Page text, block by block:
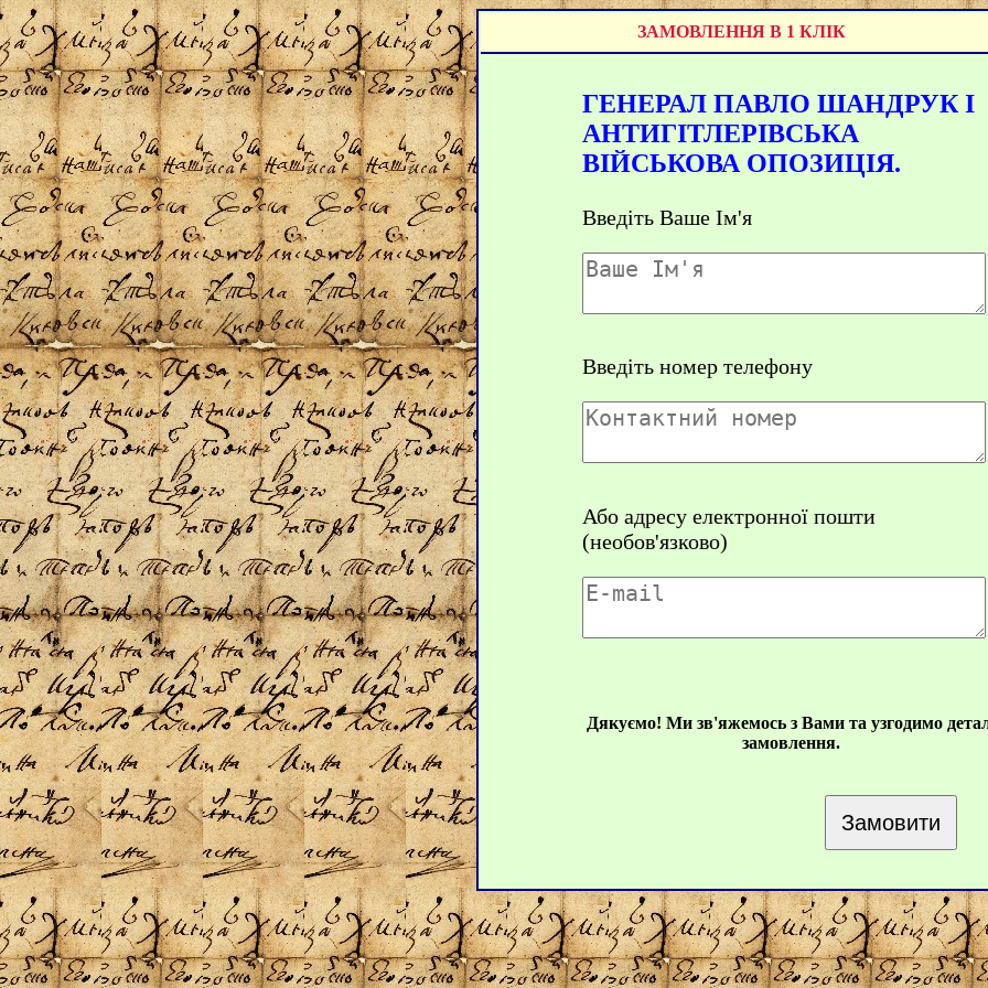
ЗАМОВЛЕННЯ В 1 КЛІК
ГЕНЕРАЛ ПАВЛО ШАНДРУК І
АНТИГІТЛЕРІВСЬКА
ВІЙСЬКОВА ОПОЗИЦІЯ.
Введіть Ваше Ім'я
Введіть номер телефону
Або адресу електронної пошти
(необов'язково)
Дякуємо! Ми зв'яжемось з Вами та узгодимо
замовлення.